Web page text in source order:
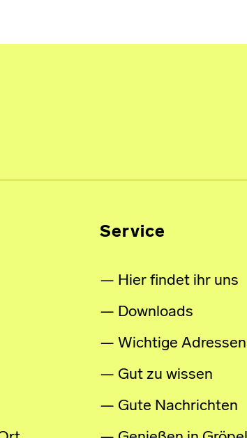
Service
Hier findet ihr uns
Downloads
Wichtige Adressen
Gut zu wissen
Gute Nachrichten